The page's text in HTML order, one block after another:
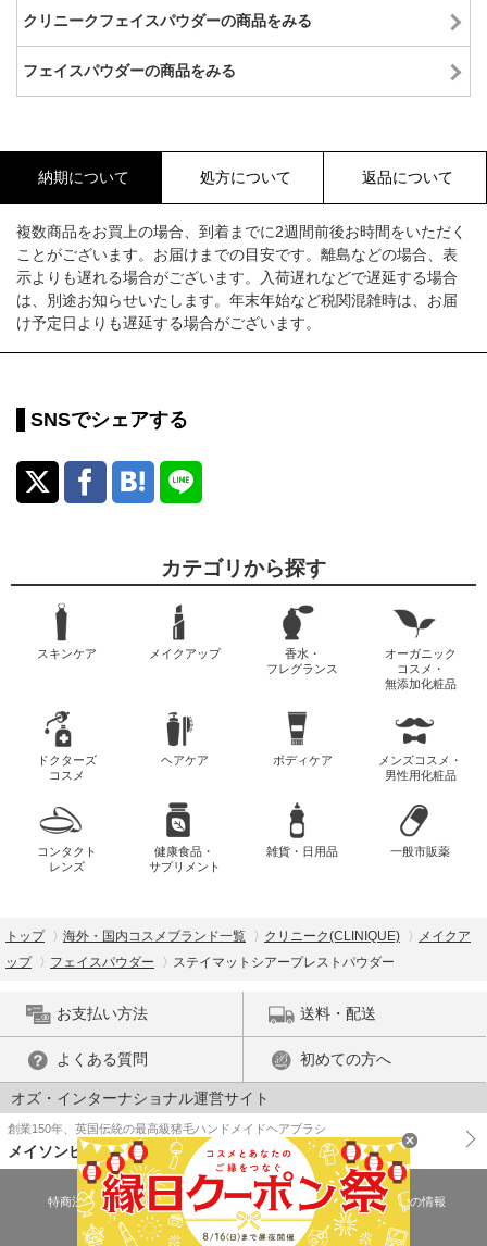
クリニークフェイスパウダーの商品をみる
フェイスパウダーの商品をみる
納期について 処方について 返品について
複数商品をお買上の場合、到着までに2週間前後お時間をいただく
ことがございます。お届けまでの目安です。離島などの場合、表
示よりも遅れる場合がございます。入荷遅れなどで遅延する場合
は、別途お知らせいたします。年末年始など税関混雑時は、お届
け予定日よりも遅延する場合がございます。
SNSでシェアする
カテゴリから探す
スキンケア メイクアップ
香水・
フレグランス
オーガニック
コスメ・
無添加化粧品
ドクターズ
コスメ
ヘアケア ボディケア
メンズコスメ・
男性用化粧品
コンタクト
レンズ
健康食品・
サプリメント
雑貨・日用品 一般市販薬
トップ 海外・国内コスメブランド一覧 クリニーク(CLINIQUE)
メイクア
ップ
フェイスパウダー ステイマットシアープレストパウダー
お支払い方法 送料・配送
よくある質問 初めての方へ
オズ・インターナショナル運営サイト
創業150年、英国伝統の最高級猪毛ハンドメイドヘアブラシ
メイソンピアソン
特商法に基づく表示 プライバシーポリシー
医薬品販売許可証の情報
ご利用規約
PC版で表示